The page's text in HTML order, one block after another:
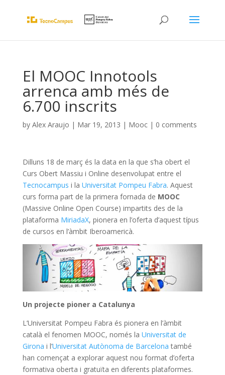
El MOOC Innotools
arrenca amb més de
6.700 inscrits
by Alex Araujo | Mar 19, 2013 | Mooc| 0 comments
Dilluns 18 de març és la data en la que s’ha obert el
Curs Obert Massiu i Online desenvolupat entre el
Tecnocampus i la Universitat Pompeu Fabra. Aquest
curs forma part de la primera fornada de MOOC
(Massive Online Open Course) impartits des de la
plataforma MiriadaX, pionera en l’oferta d’aquest típus
de cursos en l’àmbit Iberoamericà.
Un projecte pioner a Catalunya
L’Universitat Pompeu Fabra és pionera en l’àmbit
català el fenomen MOOC, només la Universitat de
Girona i l’Universitat Autònoma de Barcelona també
han començat a explorar aquest nou format d’oferta
formativa oberta i gratuïta en diferents plataformes.